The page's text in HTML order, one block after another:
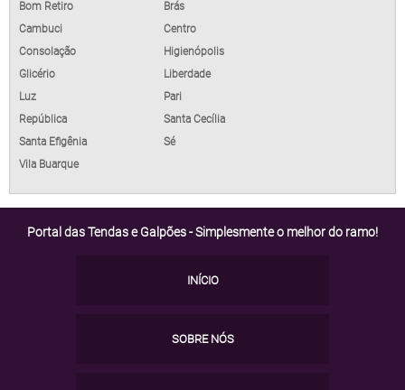
Bom Retiro
Brás
Cambuci
Centro
Consolação
Higienópolis
Glicério
Liberdade
Luz
Pari
República
Santa Cecília
Santa Efigênia
Sé
Vila Buarque
Portal das Tendas e Galpões - Simplesmente o melhor do ramo!
INÍCIO
SOBRE NÓS